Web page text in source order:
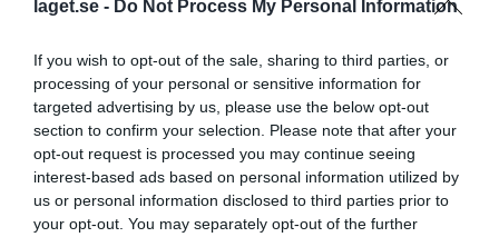
laget.se - Do Not Process My Personal Information
If you wish to opt-out of the sale, sharing to third parties, or
processing of your personal or sensitive information for
targeted advertising by us, please use the below opt-out
section to confirm your selection. Please note that after your
opt-out request is processed you may continue seeing
interest-based ads based on personal information utilized by
us or personal information disclosed to third parties prior to
your opt-out. You may separately opt-out of the further
Sista chansen att anmäla sig till Fotbollsskolan V33
Senast uppladdade video